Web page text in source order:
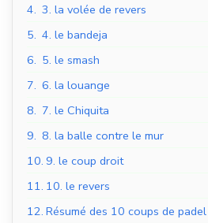
4. 3. la volée de revers
5. 4. le bandeja
6. 5. le smash
7. 6. la louange
8. 7. le Chiquita
9. 8. la balle contre le mur
10. 9. le coup droit
11. 10. le revers
12. Résumé des 10 coups de